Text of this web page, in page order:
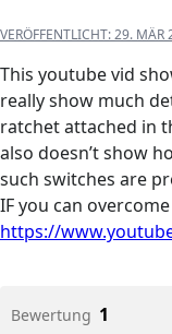
VERÖFFENTLICHT:29. MÄR
This youtube vid
really show much
ratchet attached in
also doesn’t show
such switches are
IF you can
https://
Bewertung 1